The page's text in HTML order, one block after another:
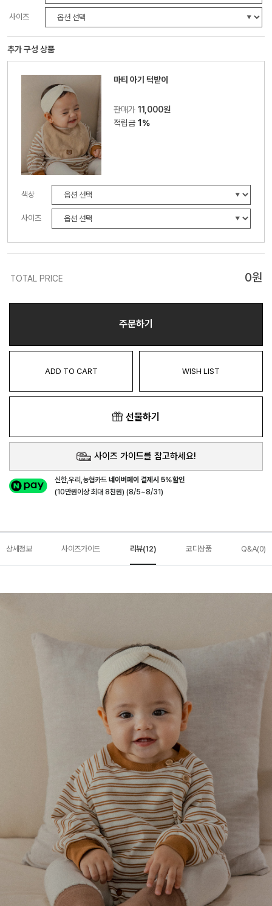
사이즈
추가 구성 상품
마티 아기 턱받이
판매가11,000원
적립금1%
색상
사이즈
TOTAL PRICE 0원
주문하기
ADD TO CART WISH LIST
선물하기
사이즈 가이드를 참고하세요!
신한,우리,농협카드네이버페이 결제시 5%할인
(10만원이상 최대 8천원) (8/5~8/31)
상세정보 사이즈가이드 리뷰(12) 코디상품 Q&A(0)